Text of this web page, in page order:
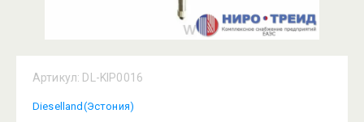
Артикул: DL-KIP0016
Dieselland(Эстония)